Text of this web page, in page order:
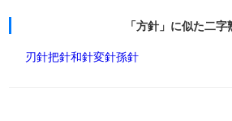
「方針」に似た二字
刃針把針和針変針孫針